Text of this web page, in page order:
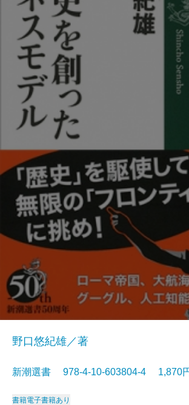
野口悠紀雄／著
新潮選書 978-4-10-603804-4 1,870
書籍電子書籍あり